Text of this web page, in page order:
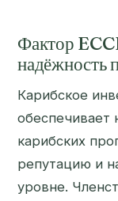
Фактор
надёжность
Карибское
обеспечивает
карибских
репутацию и
уровне.